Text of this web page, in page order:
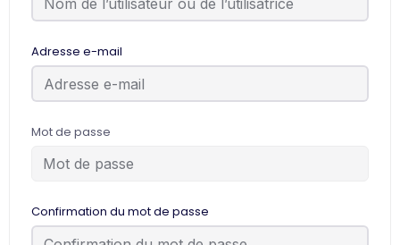
Adresse e-mail
Mot de passe
Confirmation du mot de passe